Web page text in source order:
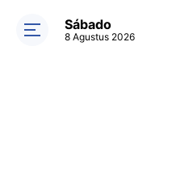
Sábado
8 Agustus 2026